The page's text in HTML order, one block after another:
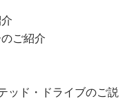
ご紹介
ッド・ドライブのご説